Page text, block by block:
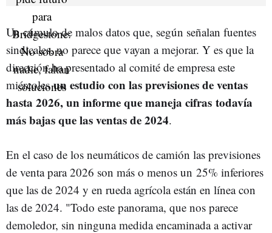
Un cúmulo de malos datos que, según señalan fuentes
sindicales, no parece que vayan a mejorar. Y es que la
dirección ha presentado al comité de empresa este
miércolesun estudio con las previsiones de ventas
hasta 2026, un informe que maneja cifras todavía
más bajas que las ventas de 2024.
En el caso de los neumáticos de camión las previsiones
de venta para 2026 son más o menos un 25% inferiores
que las de 2024 y en rueda agrícola están en línea con
las de 2024. "Todo este panorama, que nos parece
demoledor, sin ninguna medida encaminada a activar